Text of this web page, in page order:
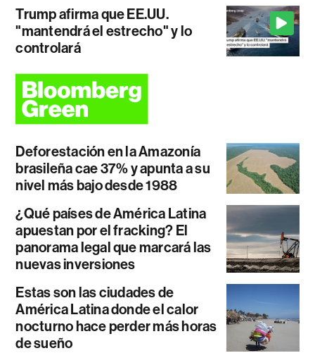
Trump afirma que EE.UU.
"mantendrá el estrecho" y lo
controlará
Deforestación en la Amazonía
brasileña cae 37% y apunta a su
nivel más bajo desde 1988
¿Qué países de América Latina
apuestan por el fracking? El
panorama legal que marcará las
nuevas inversiones
Estas son las ciudades de
América Latina donde el calor
nocturno hace perder más horas
de sueño